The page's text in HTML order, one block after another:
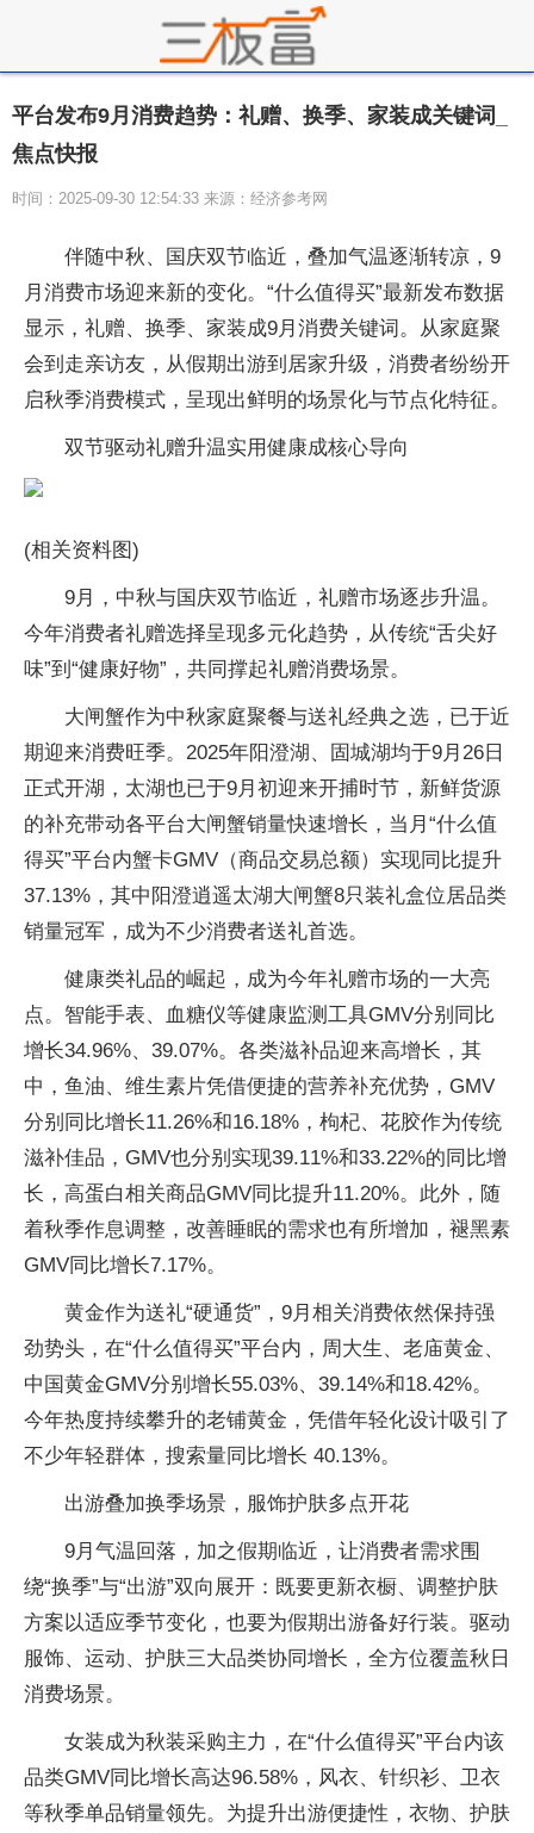
平台发布9月消费趋势：礼赠、换季、家装成关键词_
焦点快报
时间：2025-09-30 12:54:33 来源：经济参考网
伴随中秋、国庆双节临近，叠加气温逐渐转凉，9
月消费市场迎来新的变化。“什么值得买”最新发布数据
显示，礼赠、换季、家装成9月消费关键词。从家庭聚
会到走亲访友，从假期出游到居家升级，消费者纷纷开
启秋季消费模式，呈现出鲜明的场景化与节点化特征。
双节驱动礼赠升温实用健康成核心导向
(相关资料图)
9月，中秋与国庆双节临近，礼赠市场逐步升温。
今年消费者礼赠选择呈现多元化趋势，从传统“舌尖好
味”到“健康好物”，共同撑起礼赠消费场景。
大闸蟹作为中秋家庭聚餐与送礼经典之选，已于近
期迎来消费旺季。2025年阳澄湖、固城湖均于9月26日
正式开湖，太湖也已于9月初迎来开捕时节，新鲜货源
的补充带动各平台大闸蟹销量快速增长，当月“什么值
得买”平台内蟹卡GMV（商品交易总额）实现同比提升
37.13%，其中阳澄逍遥太湖大闸蟹8只装礼盒位居品类
销量冠军，成为不少消费者送礼首选。
健康类礼品的崛起，成为今年礼赠市场的一大亮
点。智能手表、血糖仪等健康监测工具GMV分别同比
增长34.96%、39.07%。各类滋补品迎来高增长，其
中，鱼油、维生素片凭借便捷的营养补充优势，GMV
分别同比增长11.26%和16.18%，枸杞、花胶作为传统
滋补佳品，GMV也分别实现39.11%和33.22%的同比增
长，高蛋白相关商品GMV同比提升11.20%。此外，随
着秋季作息调整，改善睡眠的需求也有所增加，褪黑素
GMV同比增长7.17%。
黄金作为送礼“硬通货”，9月相关消费依然保持强
劲势头，在“什么值得买”平台内，周大生、老庙黄金、
中国黄金GMV分别增长55.03%、39.14%和18.42%。
今年热度持续攀升的老铺黄金，凭借年轻化设计吸引了
不少年轻群体，搜索量同比增长 40.13%。
出游叠加换季场景，服饰护肤多点开花
9月气温回落，加之假期临近，让消费者需求围
绕“换季”与“出游”双向展开：既要更新衣橱、调整护肤
方案以适应季节变化，也要为假期出游备好行装。驱动
服饰、运动、护肤三大品类协同增长，全方位覆盖秋日
消费场景。
女装成为秋装采购主力，在“什么值得买”平台内该
品类GMV同比增长高达96.58%，风衣、针织衫、卫衣
等秋季单品销量领先。为提升出游便捷性，衣物、护肤